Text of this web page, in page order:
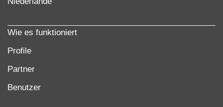
Wie es funktioniert
Profile
Partner
Benutzer